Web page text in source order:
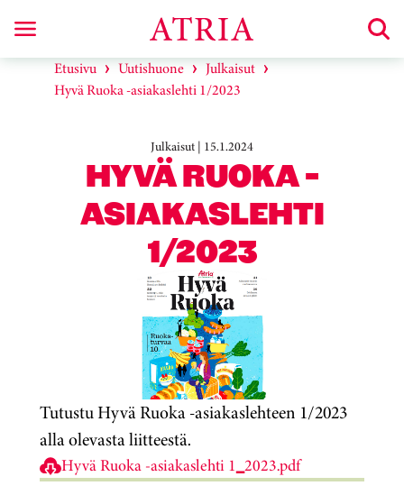
Etusivu Uutishuone
Julkaisut
Hyvä Ruoka -asiakaslehti 1/2023
Julkaisut | 15.1.2024
HYVÄ RUOKA -
ASIAKASLEHTI
1/2023
Tutustu Hyvä Ruoka -asiakaslehteen 1/2023
alla olevasta liitteestä.
Hyvä Ruoka -asiakaslehti 1_2023.pdf